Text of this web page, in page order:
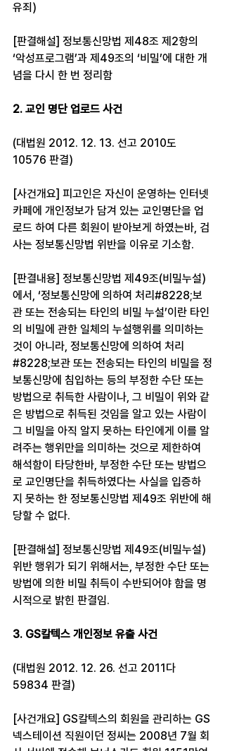
유죄)
[판결해설] 정보통신망법 제48조 제2항의
‘악성프로그램’과 제49조의 ‘비밀’에 대한 개
념을 다시 한 번 정리함
2. 교인 명단 업로드 사건
(대법원 2012. 12. 13. 선고 2010도
10576 판결)
[사건개요] 피고인은 자신이 운영하는 인터넷
카페에 개인정보가 담겨 있는 교인명단을 업
로드 하여 다른 회원이 받아보게 하였는바, 검
사는 정보통신망법 위반을 이유로 기소함.
[판결내용] 정보통신망법 제49조(비밀누설)
에서, ‘정보통신망에 의하여 처리#8228;보
관 또는 전송되는 타인의 비밀 누설’이란 타인
의 비밀에 관한 일체의 누설행위를 의미하는
것이 아니라, 정보통신망에 의하여 처리
#8228;보관 또는 전송되는 타인의 비밀을 정
보통신망에 침입하는 등의 부정한 수단 또는
방법으로 취득한 사람이나, 그 비밀이 위와 같
은 방법으로 취득된 것임을 알고 있는 사람이
그 비밀을 아직 알지 못하는 타인에게 이를 알
려주는 행위만을 의미하는 것으로 제한하여
해석함이 타당한바, 부정한 수단 또는 방법으
로 교인명단을 취득하였다는 사실을 입증하
지 못하는 한 정보통신망법 제49조 위반에 해
당할 수 없다.
[판결해설] 정보통신망법 제49조(비밀누설)
위반 행위가 되기 위해서는, 부정한 수단 또는
방법에 의한 비밀 취득이 수반되어야 함을 명
시적으로 밝힌 판결임.
3. GS칼텍스 개인정보 유출 사건
(대법원 2012. 12. 26. 선고 2011다
59834 판결)
[사건개요] GS칼텍스의 회원을 관리하는 GS
넥스테이션 직원이던 정씨는 2008년 7월 회